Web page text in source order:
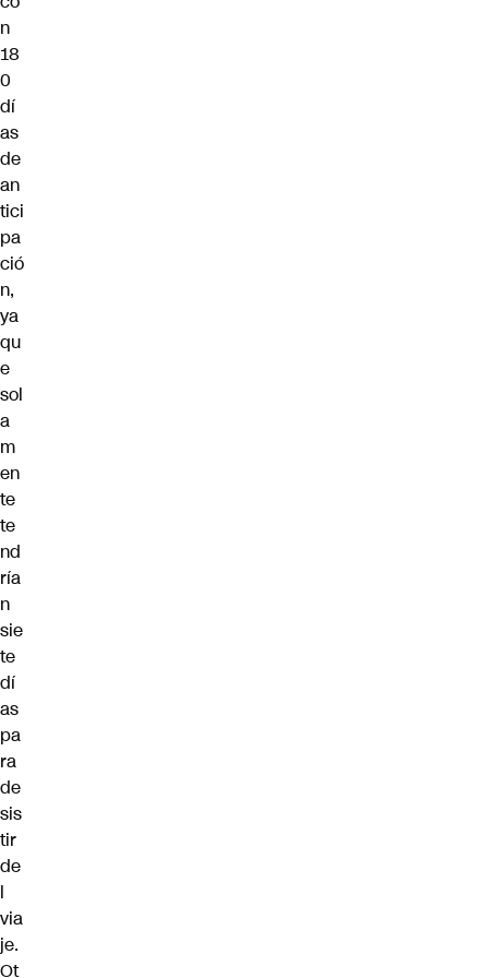
n
18
0
dí
as
de
an
tici
pa
ció
n,
ya
qu
e
sol
a
m
en
te
te
nd
ría
n
sie
te
dí
as
pa
ra
de
sis
tir
de
l
via
je.
Ot